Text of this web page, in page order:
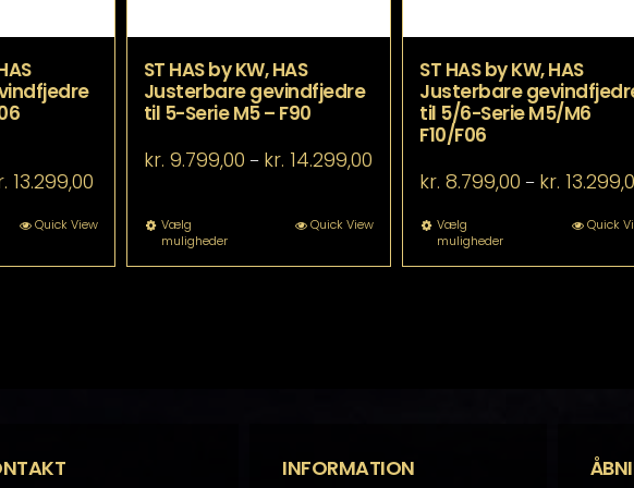
13.299,00
til
kr. 13.299,00
Quick View
ST HAS by KW, HAS
Justerbare gevindfjedre
til 5-Serie M5 – F90
kr. 9.799,00 – kr. 14.299,00Prisinterval:
kr. 9.799,00
kr. 14.299,00
Vælg
muligheder
Dette
har
Quick View
ST HAS by KW, HAS
Justerbare
til 5/6-Serie M5/M6
F10/F06
kr. 8.799,00 – kr.
Vælg
muligheder
Dette
har
Quick
INFORMATION